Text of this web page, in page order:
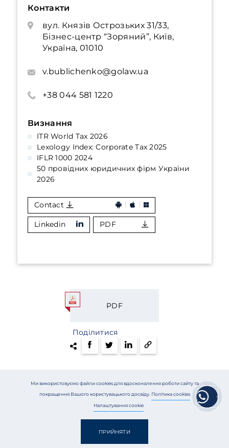
Контакти
вул. Князів Острозьких 31/33,
Бізнес-центр “Зоряний”, Київ,
Україна, 01010
v.bublichenko@golaw.ua
+38 044 581 1220
Визнання
ITR World Tax 2026
Lexology Index: Corporate Tax 2025
IFLR 1000 2024
50 провідних юридичних фірм України
2026
Contact
Linkedin PDF
PDF
Поділитися
601
Ми використовуємо файли cookies для вдосконалення роботи сайту та
покращення Вашого користувацького досвіду. Політика cookies
Налаштування cookie
ПРИЙНЯТИ